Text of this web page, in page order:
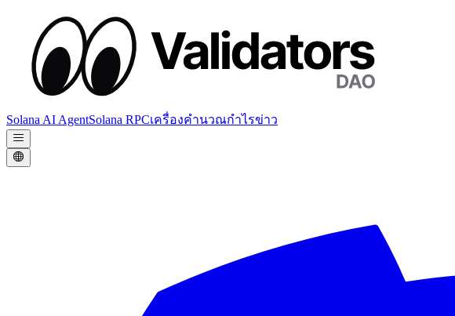
Solana AI AgentSolana RPCเครื่องคำนวณกำไรข่าว